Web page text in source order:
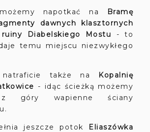
napotkać na
Bramę
dawnych klasztornych
ruiny Diabelskiego Mostu - to
temu miejscu niezwykłego
także na Kopalnię
- idąc ścieżką możemy
z góry wapienne ściany
jeszcze potok Eliaszówka